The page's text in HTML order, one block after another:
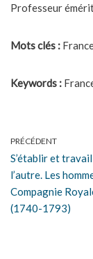
Professeur
Mots clés :
Keywords :
PRÉCÉDENT
S’établir et
l’autre. Les
Compagnie
(1740-1793)